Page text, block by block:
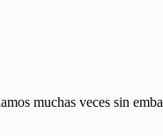
muchas veces sin